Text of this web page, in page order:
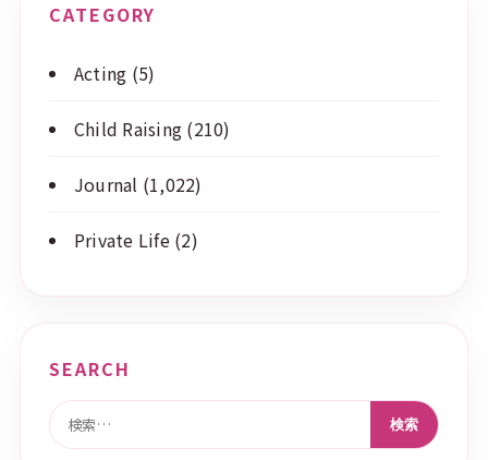
CATEGORY
Acting (5)
Child Raising (210)
Journal (1,022)
Private Life(2)
SEARCH
検索: